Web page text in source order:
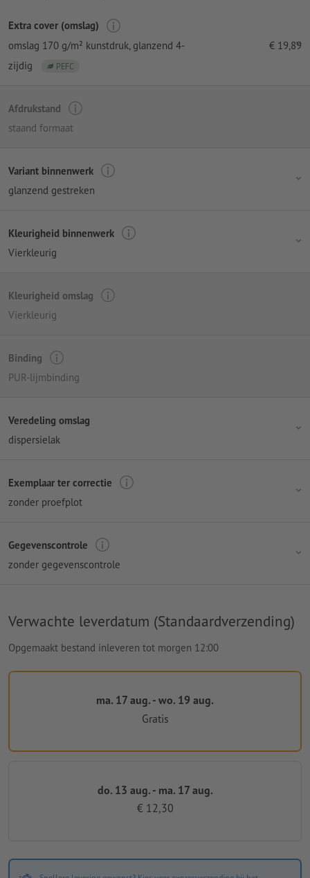
Extra cover (omslag)
omslag 170 g/m² kunstdruk, glanzend 4-
zijdig
PEFC
€ 19,89
Afdrukstand
staand formaat
Variant binnenwerk
glanzend gestreken
Kleurigheid binnenwerk
Vierkleurig
Kleurigheid omslag
Vierkleurig
Binding
PUR-lijmbinding
Veredeling omslag
dispersielak
Exemplaar ter correctie
zonder proefplot
Gegevenscontrole
zonder gegevenscontrole
Verwachte leverdatum (Standaardverzending)
Opgemaakt bestand inleveren tot morgen 12:00
ma. 17 aug. - wo. 19 aug.
Gratis
do. 13 aug. - ma. 17 aug.
€ 12,30